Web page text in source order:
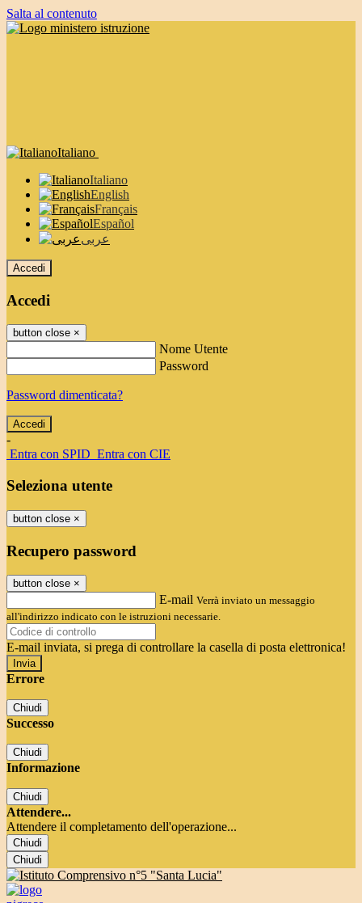
Salta al contenuto
Italiano
Italiano
English
Français
Español
عربى
Accedi
Accedi
button close ×
Nome Utente
Password
Password dimenticata?
-
Entra con SPID Entra con CIE
Seleziona utente
button close ×
Recupero password
button close ×
E-mail Verrà inviato un messaggio
all'indirizzo indicato con le istruzioni necessarie.
E-mail inviata, si prega di controllare la casella di posta elettronica!
Errore
Chiudi
Successo
Chiudi
Informazione
Chiudi
Attendere...
Attendere il completamento dell'operazione...
Chiudi
Chiudi